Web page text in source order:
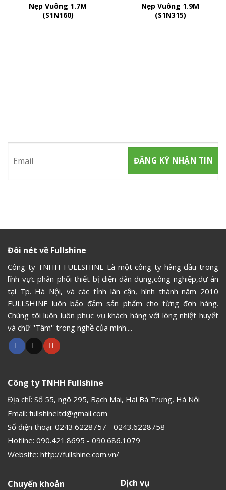
Nẹp Vuông 1.7M
(S1N160)
Nẹp Vuông 1.9M
(S1N315)
Đôi nét về Fullshine
Công ty TNHH FULLSHINE Là một công ty hàng đầu trong
lĩnh vực phân phối thiết bị điện dân dụng,công nghiệp,dự án
tại Tp. Hà Nội, và các tỉnh lân cận, hình thành năm 2010
FULLSHINE luôn bảo đảm sản phẩm cho từng đơn hàng.
Chúng tôi luôn luôn phục vụ khách hàng với lòng nhiệt huyết
và chữ ''Tâm'' trong nghề của mình....
Công ty TNHH Fullshine
Địa chỉ: Số 55, ngõ 295, Bạch Mai, Hai Bà Trưng, Hà Nội
Email: fullshineltd@gmail.com
Số điện thoại: 0243.6228757 - 0243.6228758
Hotline: 090.421.8695 - 090.686.1079
Website: http://fullshine.com.vn/
Chuyển khoản Dịch vụ